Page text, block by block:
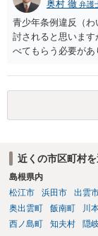
奥村 徹 弁護
青少年条例違反（
討されると思いま
べてもらう必要があ
近くの市区町村
島根県内
松江市
浜田市 出雲
奥出雲町
飯南町 川
西ノ島町
知夫村 隠